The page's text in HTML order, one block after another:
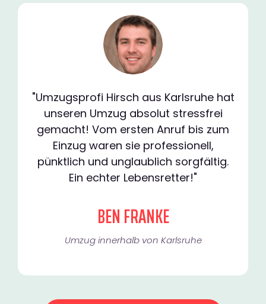
"Umzugsprofi Hirsch aus Karlsruhe hat
unseren Umzug absolut stressfrei
gemacht! Vom ersten Anruf bis zum
Einzug waren sie professionell,
pünktlich und unglaublich sorgfältig.
Ein echter Lebensretter!"
BEN FRANKE
Umzug innerhalb von Karlsruhe​